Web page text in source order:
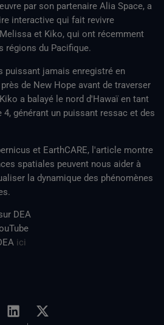
par son partenaire Alia Space, a
interactive qui fait revivre
et Kiko, qui ont récemment
régions du Pacifique.
puissant jamais enregistré en
de New Hope avant de traverser
a balayé le nord d'Hawaï en tant
générant un puissant ressac et des
et EarthCARE, l'article montre
spatiales peuvent nous aider à
la dynamique des phénomènes
DEA
ici